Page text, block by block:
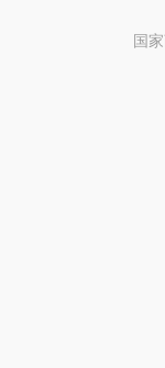
国